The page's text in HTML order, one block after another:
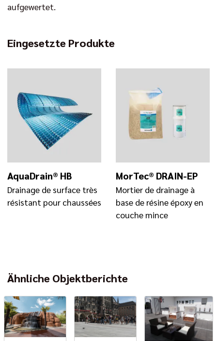
aufgewertet.
Eingesetzte Produkte
AquaDrain® HB
Drainage de surface très
résistant pour chaussées
MorTec® DRAIN-EP
Mortier de drainage à
base de résine époxy en
couche mince
Ähnliche Objektberichte